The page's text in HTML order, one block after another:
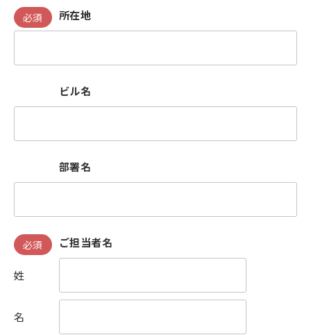
必須 所在地
ビル名
部署名
必須 ご担当者名
姓
名